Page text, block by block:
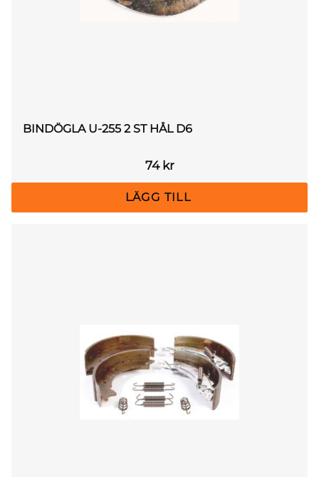
BINDÖGLA U-255 2 ST HÅL D6
74kr